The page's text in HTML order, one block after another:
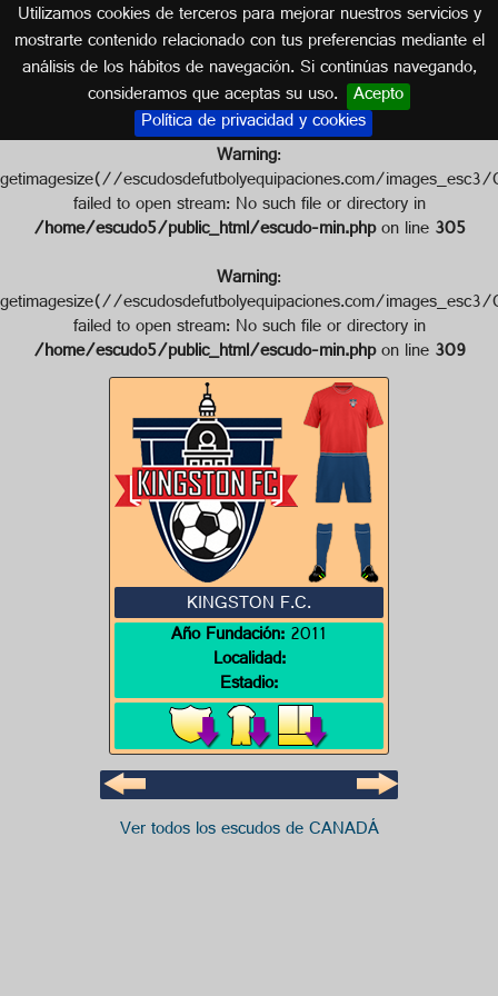
Utilizamos cookies de terceros para mejorar nuestros servicios y
mostrarte contenido relacionado con tus preferencias mediante el
análisis de los hábitos de navegación. Si continúas navegando,
consideramos que aceptas su uso. Acepto
Política de privacidad y cookies
Escudo de KINGSTON F.C.
CANADÁ
Warning:
getimagesize(//escudosdefutbolyequipaciones.com/
failed to open stream: No such file or directory in
/home/escudo5/public_html/escudo-min.phpon line305
Warning:
getimagesize(//escudosdefutbolyequipaciones.com/
failed to open stream: No such file or directory in
/home/escudo5/public_html/escudo-min.phpon line309
KINGSTON F.C.
Año Fundación:2011
Localidad:
Estadio:
Ver todos los escudos de CANADÁ